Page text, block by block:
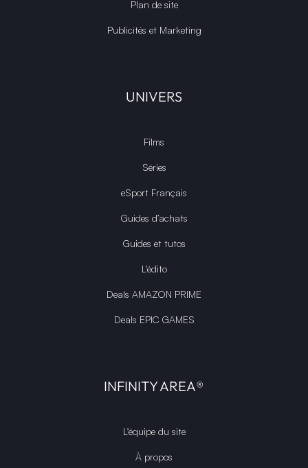
Plan de site
Publicités et Marketing
UNIVERS
Films
Séries
eSport Français
Guides d’achats
Guides et tutos
L'édito
Deals AMAZON PRIME
Deals EPIC GAMES
INFINITY AREA®
L'équipe du site
À propos